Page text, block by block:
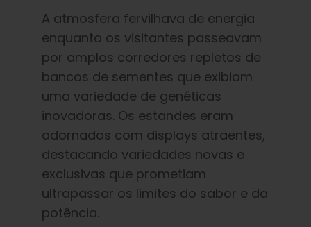
A atmosfera fervilhava de energia
enquanto os visitantes passeavam
por amplos corredores repletos de
bancos de sementes que exibiam
uma variedade de genéticas
inovadoras. Os estandes eram
adornados com displays atraentes,
destacando variedades novas e
exclusivas que prometiam
ultrapassar os limites do sabor e da
potência.